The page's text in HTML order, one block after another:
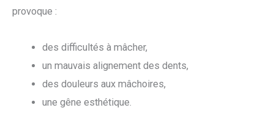
provoque :
des difficultés à mâcher,
un mauvais alignement des dents,
des douleurs aux mâchoires,
une gêne esthétique.